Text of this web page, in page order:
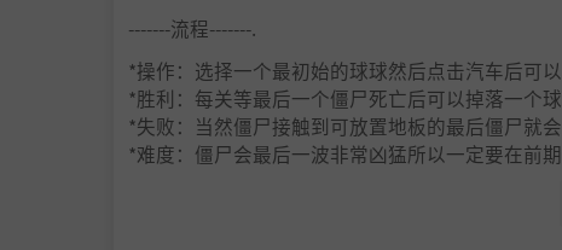
-------流程-------.
*操作：选择一个最初始的球球然后点击汽车后可
*胜利：每关等最后一个僵尸死亡后可以掉落一个
*失败：当然僵尸接触到可放置地板的最后僵尸就
*难度：僵尸会最后一波非常凶猛所以一定要在前